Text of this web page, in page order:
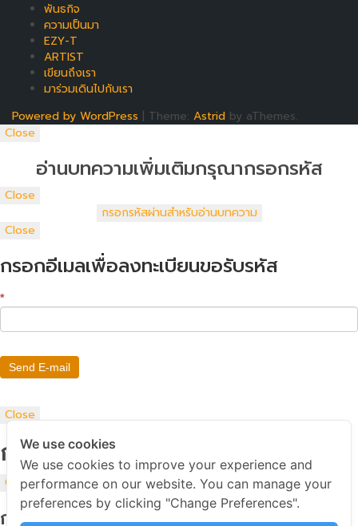
พันธกิจ
ความเป็นมา
EZY-T
ARTIST
เขียนถึงเรา
มาร่วมเดินไปกับเรา
Powered by WordPress
Theme: Astrid by aThemes.
Close
อ่านบทความเพิ่มเติมกรุณากรอกรหัส
Close
Close
กรอกอีเมลเพื่อลงทะเบียนขอรับรหัส
*
Send E-mail
Close
การขอรหัสสำหรับอ่านบทความ
Close
กรอกพาสเวิร์ดด้วยค่ะ
We use cookies
We use cookies to improve your experience and
performance on our website. You can manage your
preferences by clicking "Change Preferences".